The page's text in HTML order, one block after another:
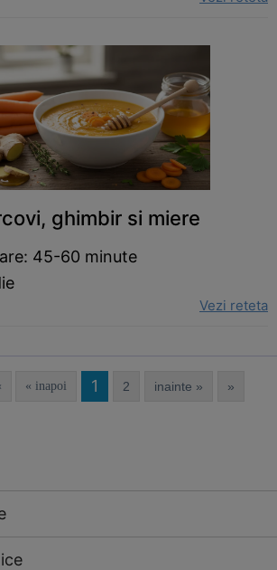
ghimbir si miere
45-60 minute
Vezi reteta
« inapoi 1 2 inainte » »